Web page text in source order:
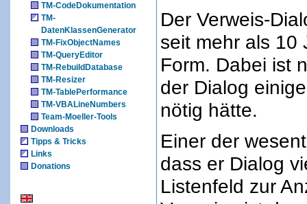
TM-CodeDokumentation
TM-
DatenKlassenGenerator
TM-FixObjectNames
TM-QueryEditor
TM-RebuildDatabase
TM-Resizer
TM-TablePerformance
TM-VBALineNumbers
Team-Moeller-Tools
Downloads
Tipps & Tricks
Links
Donations
Der Verweis-
seit mehr als 10
Form. Dabei ist
der Dialog
nötig hätte.
Einer der
dass er Dialog
Listenfeld zur